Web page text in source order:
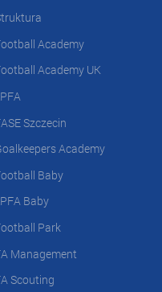
Academy
Academy UK
Szczecin
Academy
Baby
Baby
Park
Management
Scouting